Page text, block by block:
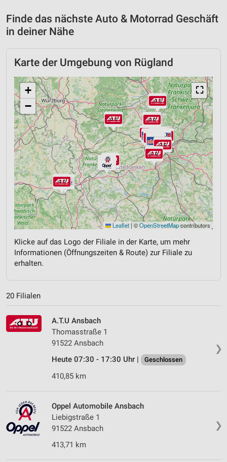
Finde das nächste Auto & Motorrad Geschäft
in deiner Nähe
Karte der Umgebung von Rügland
⛶
+
−
Leaflet | ©OpenStreetMapcontributors
Klicke auf das Logo der Filiale in der Karte, um mehr
Informationen (Öffnungszeiten & Route) zur Filiale zu
erhalten.
20 Filialen
❯
A.T.U Ansbach
Thomasstraße 1
91522 Ansbach
Heute 07:30 - 17:30 Uhr |
Geschlossen
410,85 km
❯
Oppel Automobile Ansbach
Liebigstraße 1
91522 Ansbach
413,71 km